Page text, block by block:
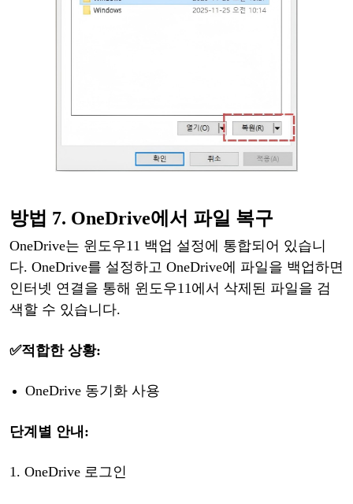
방법 7. OneDrive에서 파일 복구
OneDrive는 윈도우11 백업 설정에 통합되어 있습니
다. OneDrive를 설정하고 OneDrive에 파일을 백업하면
인터넷 연결을 통해 윈도우11에서 삭제된 파일을 검
색할 수 있습니다.
✅적합한 상황:
OneDrive 동기화 사용
단계별 안내 :
1. OneDrive 로그인